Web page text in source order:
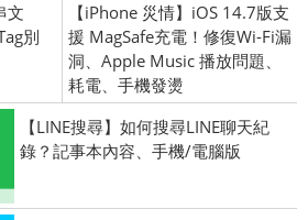
文
別
【iPhone 災情】iOS 14.7版支
援 MagSafe充電！修復Wi-Fi漏
洞、Apple Music 播放問題、
耗電、手機發燙
【LINE搜尋】如何搜尋LINE聊天紀
錄？記事本內容、手機/電腦版